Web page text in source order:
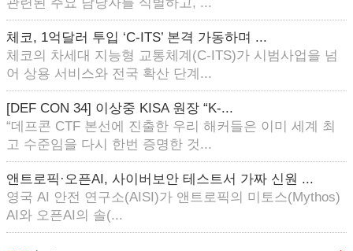
체코, 1억달러 투입 ‘C-ITS’ 본격 가동하며 ...
체코의 차세대 지능형 교통체계(C-ITS)가 시범사업을 넘
어 상용 서비스와 전국 확산 단계...
[DEF CON 34] 이상중 KISA 원장 “K-...
“데프콘 CTF 본선에 진출한 우리 해커들은 이미 세계 최
고 수준임을 다시 한번 증명한 것...
앤트로픽·오픈AI, 사이버보안 테스트서 가짜 신원 ...
영국 AI 안전 연구소(AISI)가 앤트로픽의 미토스(Mythos)
AI와 오픈AI의 솔(...